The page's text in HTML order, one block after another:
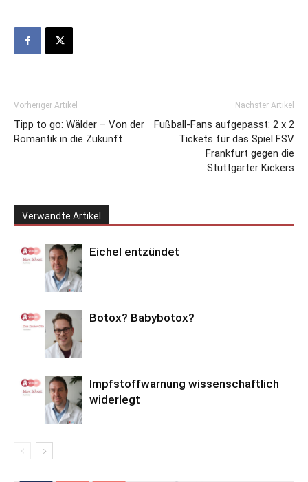
Vorheriger Artikel
Tipp to go: Wälder – Von der
Romantik in die Zukunft
Nächster Artikel
Fußball-Fans aufgepasst: 2 x 2
Tickets für das Spiel FSV
Frankfurt gegen die
Stuttgarter Kickers
Verwandte Artikel
Eichel entzündet
Botox? Babybotox?
Impfstoffwarnung wissenschaftlich
widerlegt